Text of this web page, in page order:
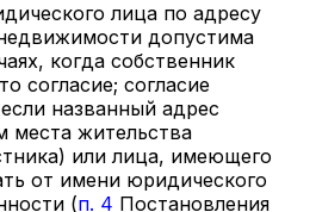
лица по адресу
допустима
когда собственник
согласие; согласие
названный адрес
места жительства
или лица, имеющего
от имени юридического
(п. 4 Постановления